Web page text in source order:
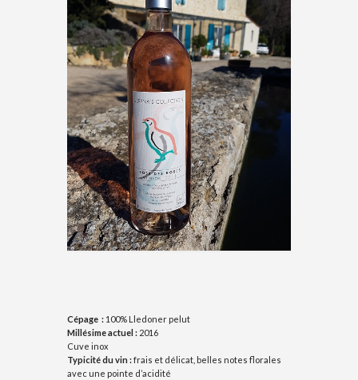
Cépage : 100% Lledoner pelut
Millésime actuel : 2016
Cuve inox
Typicité du vin :frais et délicat, belles notes florales
avec une pointe d’acidité